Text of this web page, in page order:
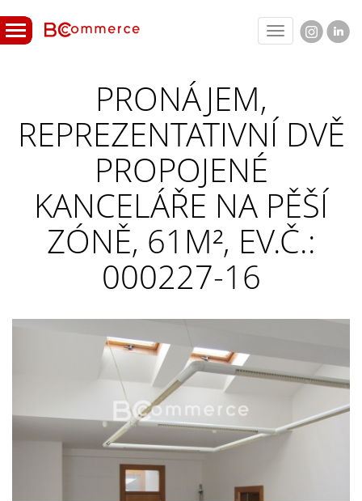
Toggle
navigation
PRONÁJEM,
REPREZENTATIVNÍ DVĚ
PROPOJENÉ
KANCELÁŘE NA PĚŠÍ
ZÓNĚ, 61M², EV.Č.:
000227-16